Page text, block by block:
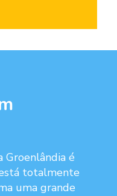
Groenlândia é
totalmente
uma grande